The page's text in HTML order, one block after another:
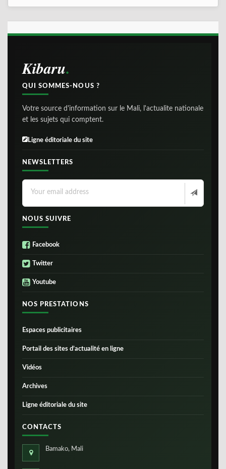
Kibaru
QUI SOMMES-NOUS ?
Votre source d'information sur le Mali, l'actualite nationale
et les sujets qui comptent.
Ligne éditoriale du site
NEWSLETTERS
NOUS SUIVRE
Facebook
Twitter
Youtube
NOS PRESTATIONS
Espaces publicitaires
Portail des sites d’actualité en ligne
Vidéos
Archives
Ligne éditoriale du site
CONTACTS
Bamako, Mali